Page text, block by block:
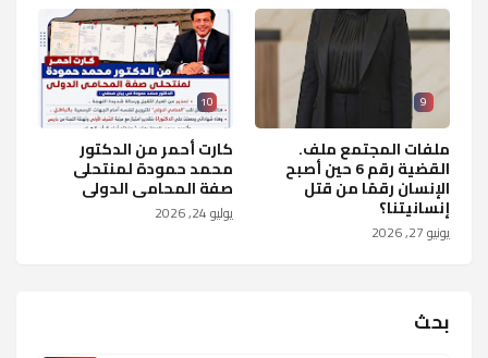
9
ملفات المجتمع ملف.
القضية رقم 6 حين أصبح
الإنسان رقمًا من قتل
إنسانيتنا؟
يونيو 27, 2026
10
كارت أحمر من الدكتور
محمد حمودة لمنتحلى
صفة المحامى الدولى
يوليو 24, 2026
بحث